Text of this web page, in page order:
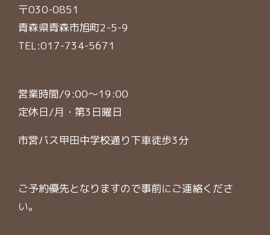
〒030-0851
青森県青森市旭町2-5-9
TEL:017-734-5671
営業時間/9:00〜19:00
定休日/月・第3日曜日
市営バス甲田中学校通り下車徒歩3分
ご予約優先となりますので事前にご連絡くださ
い。